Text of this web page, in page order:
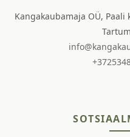
Kangakaubamaja OÜ, Paali